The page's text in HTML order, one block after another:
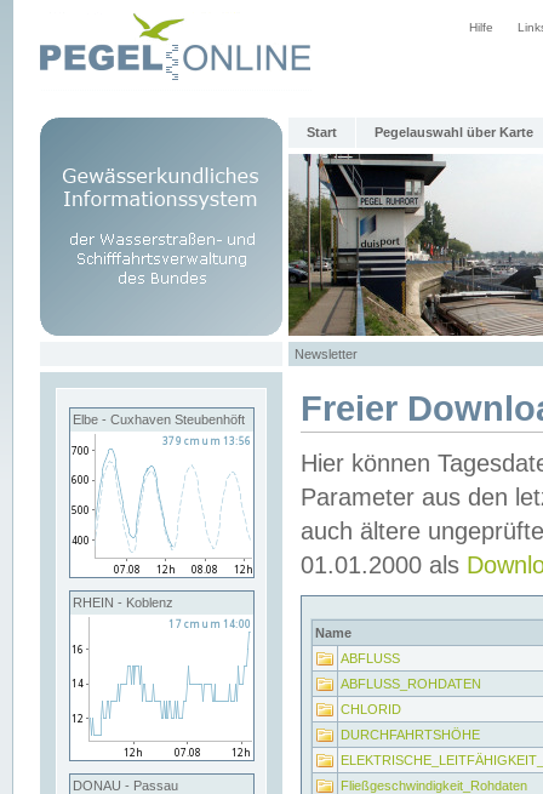
Hilfe
Start Pegelauswahl über Karte
Newsletter
Elbe - Cuxhaven Steubenhöft
RHEIN - Koblenz
DONAU - Passau
Freier
Hier können
Parameter aus den
auch ältere
01.01.2000 als
Name
ABFLUSS
ABFLUSS_ROHDATEN
CHLORID
DURCHFAHRTSHÖHE
Fließgeschwindigkeit_Rohdaten